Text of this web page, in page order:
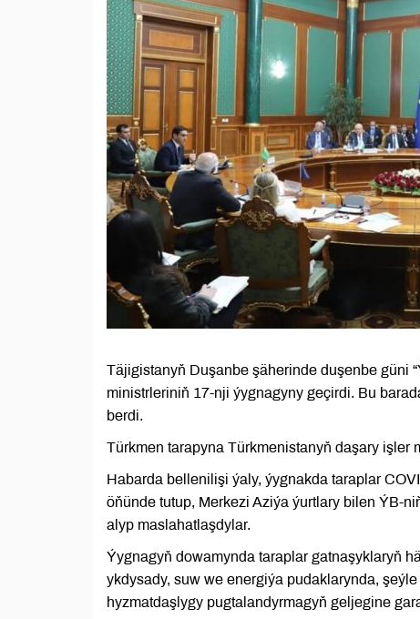
Täjigistanyň Duşanbe şäherinde duşenbe güni
ministrleriniň 17-nji ýygnagyny geçirdi. Bu
berdi.
Türkmen tarapyna Türkmenistanyň daşary
Habarda bellenilişi ýaly, ýygnakda taraplar
öňünde tutup, Merkezi Aziýa ýurtlary bilen ÝB-
alyp maslahatlaşdylar.
Ýygnagyň dowamynda taraplar gatnaşyklaryň
ykdysady, suw we energiýa pudaklarynda,
hyzmatdaşlygy pugtalandyrmagyň geljegine